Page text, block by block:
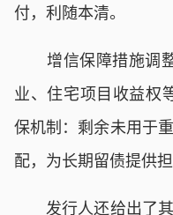
付，利随本清。
增信保障措施调整
业、住宅项目收益权
保机制：剩余未用于
配，为长期留债提供
发行人还给出了其